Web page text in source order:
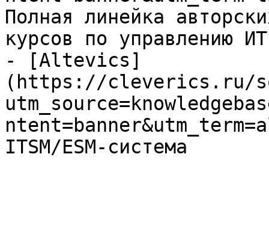
Полная линейка
курсов по управлению ИТ
- [Altevics]
(https://cleverics.ru/
ITSM/ESM-система